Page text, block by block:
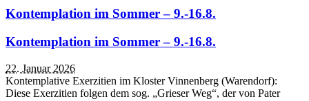
Kontemplation im Sommer – 9.-16.8.
Kontemplation im Sommer – 9.-16.8.
22. Januar 2026
Kontemplative Exerzitien im Kloster Vinnenberg (Warendorf):
Diese Exerzitien folgen dem sog. „Grieser Weg“, der von Pater